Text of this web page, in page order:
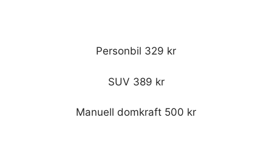
Personbil 329 kr
SUV 389 kr
Manuell domkraft 500 kr